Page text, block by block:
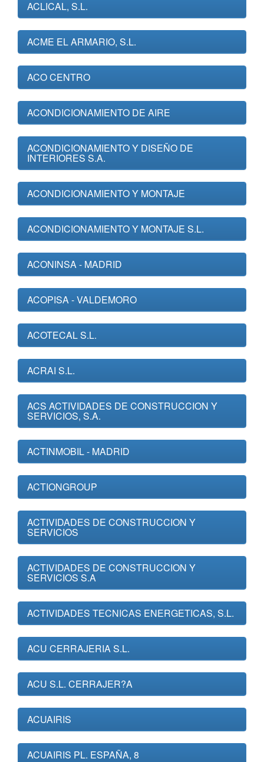
ACLICAL, S.L.
ACME EL ARMARIO, S.L.
ACO CENTRO
ACONDICIONAMIENTO DE AIRE
ACONDICIONAMIENTO Y DISEÑO DE
INTERIORES S.A.
ACONDICIONAMIENTO Y MONTAJE
ACONDICIONAMIENTO Y MONTAJE S.L.
ACONINSA - MADRID
ACOPISA - VALDEMORO
ACOTECAL S.L.
ACRAI S.L.
ACS ACTIVIDADES DE CONSTRUCCION Y
SERVICIOS, S.A.
ACTINMOBIL - MADRID
ACTIONGROUP
ACTIVIDADES DE CONSTRUCCION Y
SERVICIOS
ACTIVIDADES DE CONSTRUCCION Y
SERVICIOS S.A
ACTIVIDADES TECNICAS ENERGETICAS, S.L.
ACU CERRAJERIA S.L.
ACU S.L. CERRAJER?A
ACUAIRIS
ACUAIRIS PL. ESPAÑA, 8